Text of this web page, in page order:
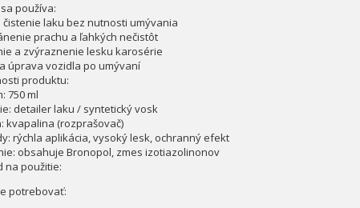
používa:
čistenie laku bez nutnosti umývania
prachu a ľahkých nečistôt
a zvýraznenie lesku karosérie
úprava vozidla po umývaní
produktu:
750 ml
detailer laku / syntetický vosk
kvapalina (rozprašovač)
rýchla aplikácia, vysoký lesk, ochranný efekt
obsahuje Bronopol, zmes izotiazolinonov
na použitie:
potrebovať: